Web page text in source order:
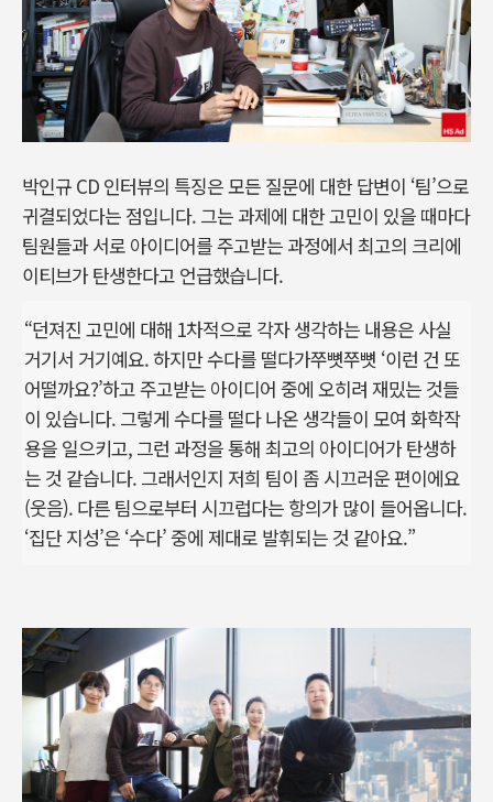
박인규 CD 인터뷰의 특징은 모든 질문에 대한 답변이 ‘팀’으로
귀결되었다는 점입니다. 그는 과제에 대한 고민이 있을 때마다
팀원들과 서로 아이디어를 주고받는 과정에서 최고의 크리에
이티브가 탄생한다고 언급했습니다.
“던져진 고민에 대해 1차적으로 각자 생각하는 내용은 사실
거기서 거기예요. 하지만 수다를 떨다가쭈뼛쭈뼛 ‘이런 건 또
어떨까요?’하고 주고받는 아이디어 중에 오히려 재밌는 것들
이 있습니다. 그렇게 수다를 떨다 나온 생각들이 모여 화학작
용을 일으키고, 그런 과정을 통해 최고의 아이디어가 탄생하
는 것 같습니다. 그래서인지 저희 팀이 좀 시끄러운 편이에요
(웃음). 다른 팀으로부터 시끄럽다는 항의가 많이 들어옵니다.
‘집단 지성’은 ‘수다’ 중에 제대로 발휘되는 것 같아요.”